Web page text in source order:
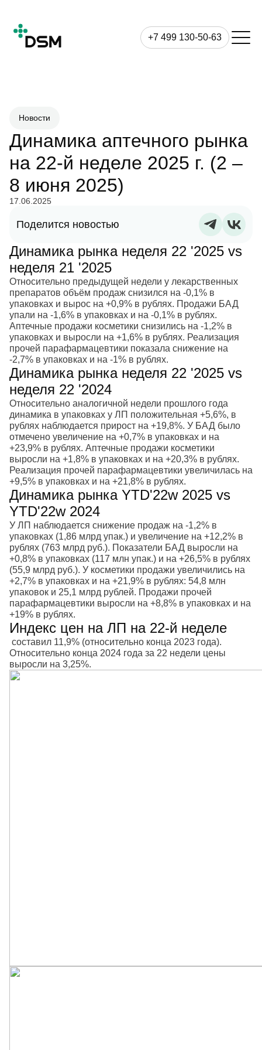
+7 499 130-50-63
Новости
Динамика аптечного рынка
на 22-й неделе 2025 г. (2 –
8 июня 2025)
17.06.2025
Поделится новостью
Динамика рынка неделя 22 '2025 vs
неделя 21 '2025
Относительно предыдущей недели у лекарственных
препаратов объём продаж снизился на -0,1% в
упаковках и вырос на +0,9% в рублях. Продажи БАД
упали на -1,6% в упаковках и на -0,1% в рублях.
Аптечные продажи косметики снизились на -1,2% в
упаковках и выросли на +1,6% в рублях. Реализация
прочей парафармацевтики показала снижение на
-2,7% в упаковках и на -1% в рублях.
Динамика рынка неделя 22 '2025 vs
неделя 22 '2024
Относительно аналогичной недели прошлого года
динамика в упаковках у ЛП положительная +5,6%, в
рублях наблюдается прирост на +19,8%. У БАД было
отмечено увеличение на +0,7% в упаковках и на
+23,9% в рублях. Аптечные продажи косметики
выросли на +1,8% в упаковках и на +20,3% в рублях.
Реализация прочей парафармацевтики увеличилась на
+9,5% в упаковках и на +21,8% в рублях.
Динамика рынка YTD'22w 2025 vs
YTD'22w 2024
У ЛП наблюдается снижение продаж на -1,2% в
упаковках (1,86 млрд упак.) и увеличение на +12,2% в
рублях (763 млрд руб.). Показатели БАД выросли на
+0,8% в упаковках (117 млн упак.) и на +26,5% в рублях
(55,9 млрд руб.). У косметики продажи увеличились на
+2,7% в упаковках и на +21,9% в рублях: 54,8 млн
упаковок и 25,1 млрд рублей. Продажи прочей
парафармацевтики выросли на +8,8% в упаковках и на
+19% в рублях.
Индекс цен на ЛП на 22-й неделе
составил 11,9% (относительно конца 2023 года).
Относительно конца 2024 года за 22 недели цены
выросли на 3,25%.